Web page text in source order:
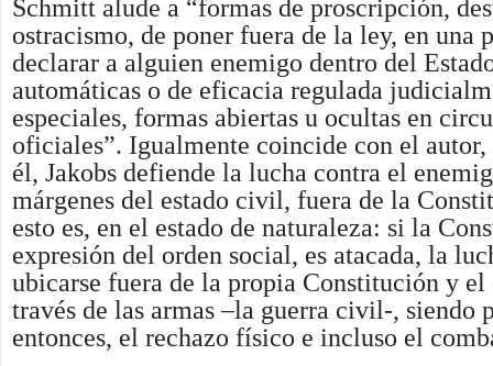
Schmitt alude a “formas de proscripción,
ostracismo, de poner fuera de la ley, en una
declarar a alguien enemigo dentro del
automáticas o de eficacia regulada
especiales, formas abiertas u ocultas en
oficiales”. Igualmente coincide con el autor,
él, Jakobs defiende la lucha contra el
márgenes del estado civil, fuera de la
esto es, en el estado de naturaleza: si la
expresión del orden social, es atacada, la
ubicarse fuera de la propia Constitución y el
través de las armas –la guerra civil-, siendo
entonces, el rechazo físico e incluso el